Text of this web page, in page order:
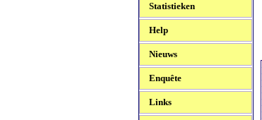
Statistieken
Help
Nieuws
Enquête
Links